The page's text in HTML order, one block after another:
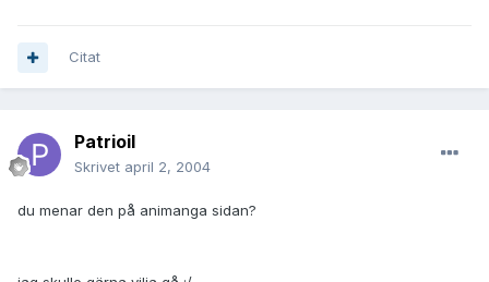
Citat
Patrioil
Skrivet april 2, 2004
du menar den på animanga sidan?